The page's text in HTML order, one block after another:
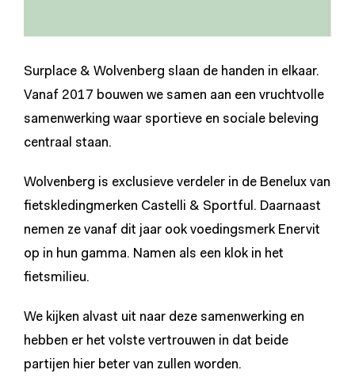
Surplace & Wolvenberg slaan de handen in elkaar.
Vanaf 2017 bouwen we samen aan een vruchtvolle
samenwerking waar sportieve en sociale beleving
centraal staan.
Wolvenberg is exclusieve verdeler in de Benelux van
fietskledingmerken Castelli & Sportful. Daarnaast
nemen ze vanaf dit jaar ook voedingsmerk Enervit
op in hun gamma. Namen als een klok in het
fietsmilieu.
We kijken alvast uit naar deze samenwerking en
hebben er het volste vertrouwen in dat beide
partijen hier beter van zullen worden.